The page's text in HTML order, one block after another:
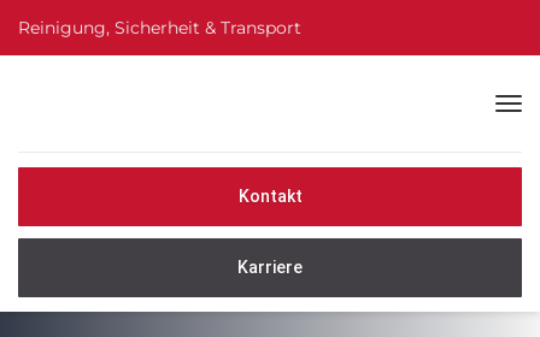
Reinigung, Sicherheit & Transport
Kontakt
Karriere